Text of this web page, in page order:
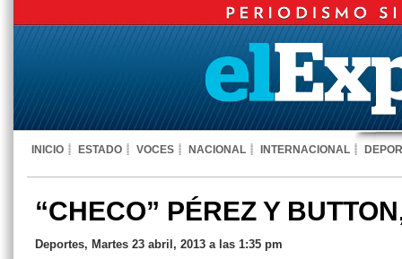
INICIO ESTADO VOCES NACIONAL INTERNACIONAL
“CHECO” PÉREZ Y
Deportes, Martes 23 abril, 2013 a las 1:35 pm